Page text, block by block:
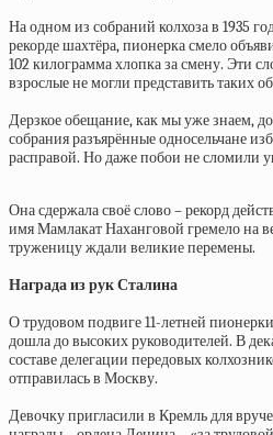
На одном из собраний колхоза в 1935
рекорде шахтёра, пионерка смело
102 килограмма хлопка за смену. Эти
взрослые не могли представить таких
Дерзкое обещание, как мы уже знаем,
собрания разъярённые односельчане
расправой. Но даже побои не сломили
Она сдержала своё слово – рекорд
имя Мамлакат Наханговой гремело на
труженицу ждали великие перемены.
Награда из рук Сталина
О трудовом подвиге 11-летней
дошла до высоких руководителей. В
составе делегации передовых
отправилась в Москву.
Девочку пригласили в Кремль для